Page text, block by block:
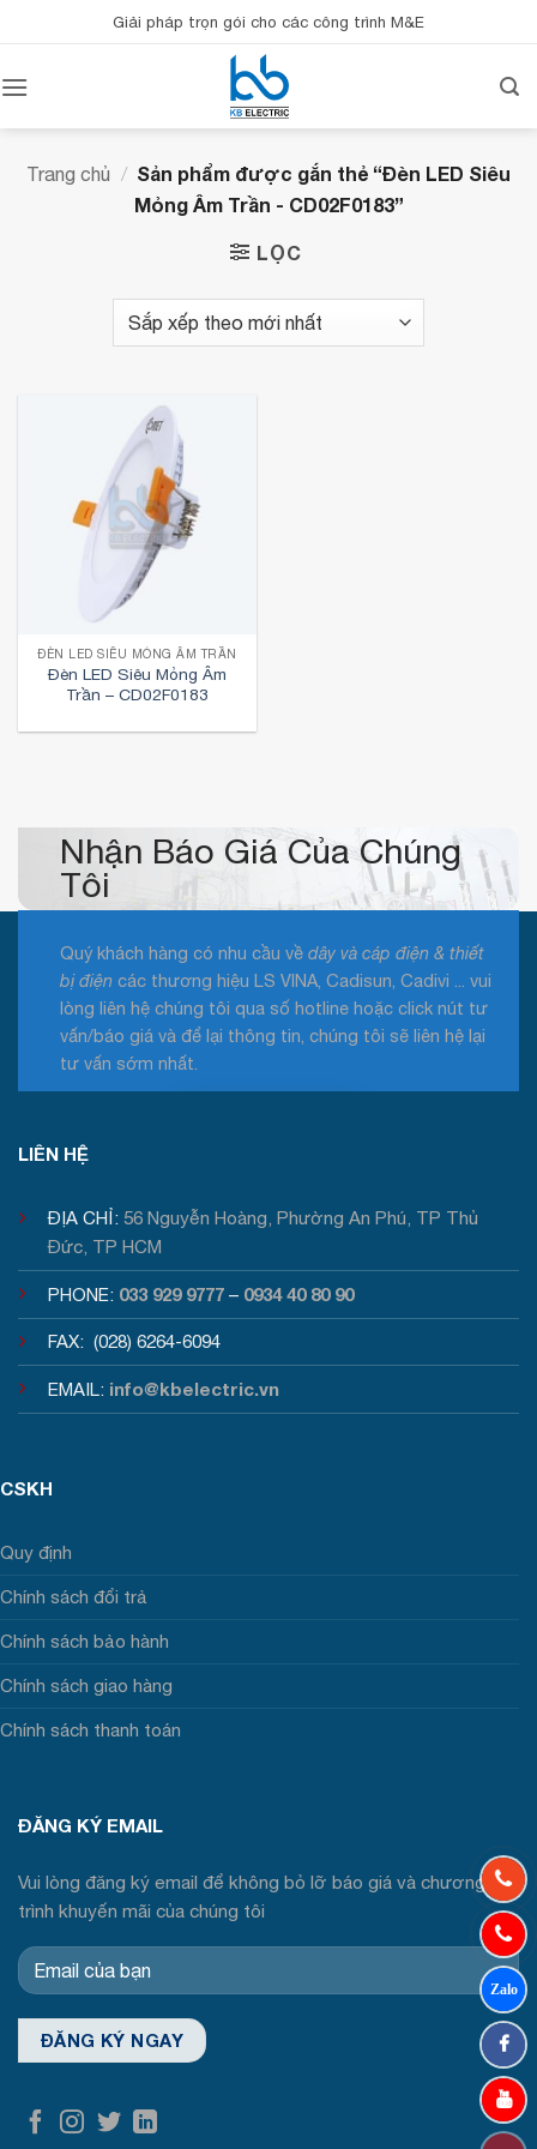
qua
dung
Giải pháp trọn gói cho các công trình M&E
Trang chủ / Sản phẩm được gắn thẻ “Đèn LED Siêu
Mỏng Âm Trần - CD02F0183”
LỌC
ĐÈN LED SIÊU MỎNG ÂM TRẦN
Đèn LED Siêu Mỏng Âm
Trần – CD02F0183
Nhận Báo Giá Của Chúng
Tôi
Quý khách hàng có nhu cầu về dây và cáp điện & thiết
bị điện các thương hiệu LS VINA, Cadisun, Cadivi ... vui
lòng liên hệ chúng tôi qua số hotline hoặc click nút tư
vấn/báo giá và để lại thông tin, chúng tôi sẽ liên hệ lại
tư vấn sớm nhất.
LIÊN HỆ
ĐỊA CHỈ: 56 Nguyễn Hoàng, Phường An Phú, TP Thủ
Đức, TP HCM
PHONE: 033 929 9777 – 0934 40 80 90
FAX: (028) 6264-6094
EMAIL: info@kbelectric.vn
CSKH
Quy định
Chính sách đổi trả
Chính sách bảo hành
Chính sách giao hàng
Chính sách thanh toán
ĐĂNG KÝ EMAIL
Vui lòng đăng ký email để không bỏ lỡ báo giá và chương
trình khuyến mãi của chúng tôi